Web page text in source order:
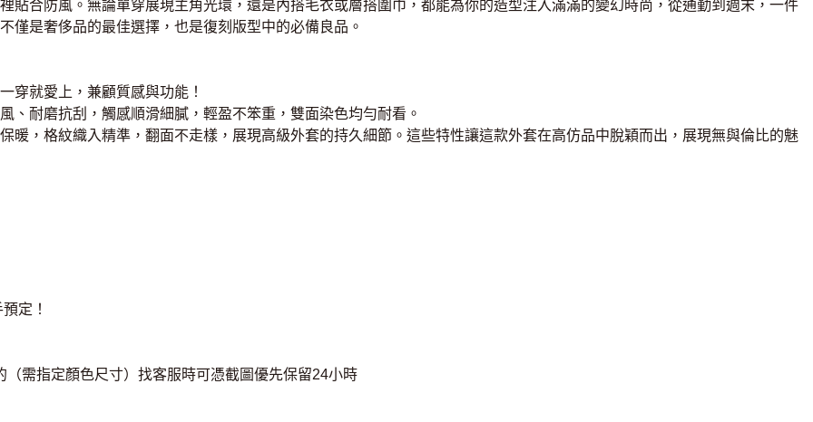
貼合防風。無論單穿展現主角光環，還是內搭毛衣或層搭圍巾，都能為你的造型注入滿滿的變幻時尚，從通勤到週末，一件
僅是奢侈品的最佳選擇，也是復刻版型中的必備良品。
穿就愛上，兼顧質感與功能！
、耐磨抗刮，觸感順滑細膩，輕盈不笨重，雙面染色均勻耐看。
暖，格紋織入精準，翻面不走樣，展現高級外套的持久細節。這些特性讓這款外套在高仿品中脫穎而出，展現無與倫比的魅
定！
（需指定顏色尺寸）找客服時可憑截圖優先保留24小時